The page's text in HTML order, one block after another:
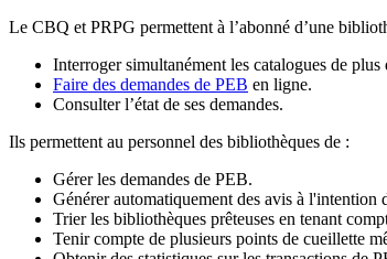
Le CBQ et PRPG permettent à l’abonné d’une
Interroger simultanément les catalogues de
Faire des demandes de PEB en ligne.
Consulter l’état de ses demandes.
Ils permettent au personnel des bibliothèques de :
Gérer les demandes de PEB.
Générer automatiquement des avis à l'intention
Trier les bibliothèques prêteuses en tenant
Tenir compte de plusieurs points de cueillette